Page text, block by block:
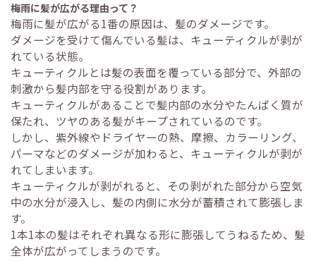
梅雨に髪が広がる理由って？
梅雨に髪が広がる1番の原因は、髪のダメージです。
ダメージを受けて傷んでいる髪は、キューティクルが剥が
れている状態。
キューティクルとは髪の表面を覆っている部分で、外部の
刺激から髪内部を守る役割があります。
キューティクルがあることで髪内部の水分やたんぱく質が
保たれ、ツヤのある髪がキープされているのです。
しかし、紫外線やドライヤーの熱、摩擦、カラーリング、
パーマなどのダメージが加わると、キューティクルが剥が
れてしまいます。
キューティクルが剥がれると、その剥がれた部分から空気
中の水分が浸入し、髪の内側に水分が蓄積されて膨張しま
す。
1本1本の髪はそれぞれ異なる形に膨張してうねるため、髪
全体が広がってしまうのです。